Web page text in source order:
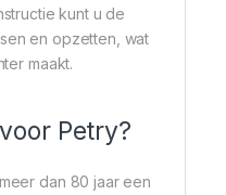
kunt u de
en opzetten, wat
maakt.
Petry?
dan 80 jaar een